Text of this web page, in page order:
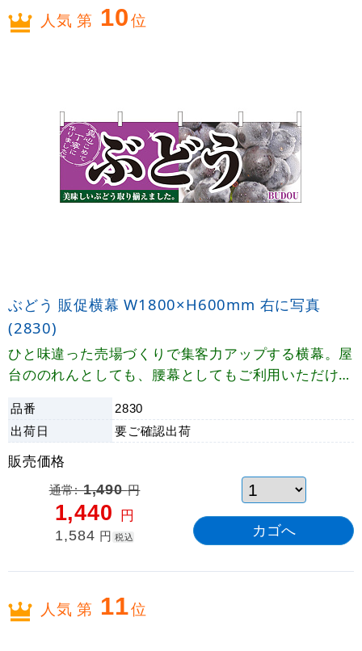
人気 第 10位
ぶどう 販促横幕 W1800×H600mm 右に写真
(2830)
ひと味違った売場づくりで集客力アップする横幕。屋
台ののれんとしても、腰幕としてもご利用いただけま
品番 2830
出荷日 要ご確認出荷
販売価格
通常:1,490円
1,440 円
1,584 円 税込
人気 第 11位